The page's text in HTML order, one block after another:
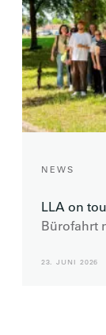
NEWS
LLA on
Bürofahrt
23. JUNI 2026